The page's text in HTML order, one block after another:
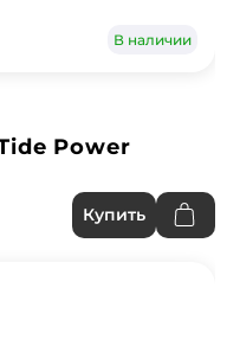
В наличии
Power
Купить